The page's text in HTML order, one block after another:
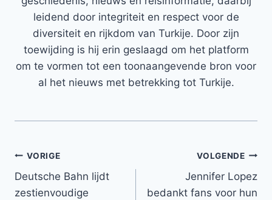
leidend door integriteit en respect voor de
diversiteit en rijkdom van Turkije. Door zijn
toewijding is hij erin geslaagd om het platform
om te vormen tot een toonaangevende bron voor
al het nieuws met betrekking tot Turkije.
Bericht
navigatie
VORIGE
Deutsche Bahn lijdt
zestienvoudige
VOLGENDE
Jennifer Lopez
bedankt fans voor hun